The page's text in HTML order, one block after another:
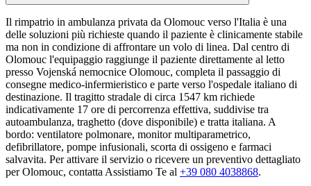
Il rimpatrio in ambulanza privata da Olomouc verso l'Italia è una
delle soluzioni più richieste quando il paziente è clinicamente stabile
ma non in condizione di affrontare un volo di linea. Dal centro di
Olomouc l'equipaggio raggiunge il paziente direttamente al letto
presso Vojenská nemocnice Olomouc, completa il passaggio di
consegne medico-infermieristico e parte verso l'ospedale italiano di
destinazione. Il tragitto stradale di circa 1547 km richiede
indicativamente 17 ore di percorrenza effettiva, suddivise tra
autoambulanza, traghetto (dove disponibile) e tratta italiana. A
bordo: ventilatore polmonare, monitor multiparametrico,
defibrillatore, pompe infusionali, scorta di ossigeno e farmaci
salvavita. Per attivare il servizio o ricevere un preventivo dettagliato
per Olomouc, contatta Assistiamo Te al +39 080 4038868.